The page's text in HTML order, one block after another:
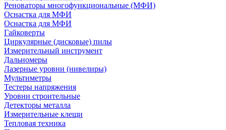
Реноваторы многофункциональные (МФИ)
Оснастка для МФИ
Оснастка для МФИ
Гайковерты
Циркулярные (дисковые) пилы
Измерительный инструмент
Дальномеры
Лазерные уровни (нивелиры)
Мультиметры
Тестеры напряжения
Уровни строительные
Детекторы металла
Измерительные клещи
Тепловая техника